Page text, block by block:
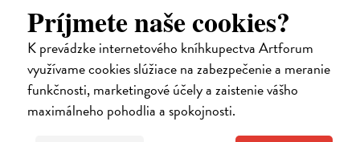
Príjmete naše cookies?
K prevádzke internetového kníhkupectva Artforum
využívame cookies slúžiace na zabezpečenie a meranie
funkčnosti, marketingové účely a zaistenie vášho
maximálneho pohodlia a spokojnosti.
Ďuriš Jozef| Kniha
Monografia prináša prvú systematickú analýzu využívania kamennej
suroviny v sídliskovej architektúre neolitu a eneolitu na území
Slovenska. Na základe podrobnej analýzy 28 lokalít bolo
identifikovaných…
Zasielame do 12 dní